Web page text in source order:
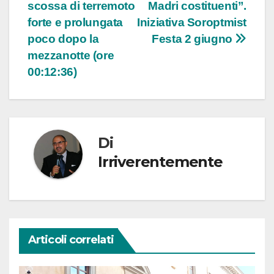
articoli
Madri costituenti”.
Iniziativa Soroptmist
Festa 2 giugno
scossa di terremoto
forte e prolungata
poco dopo la
mezzanotte (ore
00:12:36)
Di
Irriverentemente
Articoli correlati